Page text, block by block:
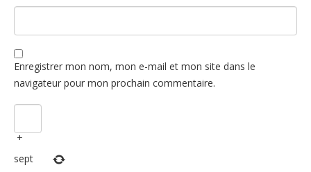
Enregistrer mon nom, mon e-mail et mon site dans le
navigateur pour mon prochain commentaire.
+
sept